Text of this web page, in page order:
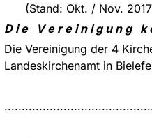
(Stand: Okt. / Nov.
D i e V e r e i n i g u n g k
Die Vereinigung der 4
Landeskirchenamt in